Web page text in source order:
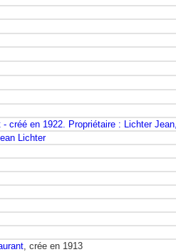
créé en 1922. Propriétaire : Lichter
Lichter
, crée en 1913